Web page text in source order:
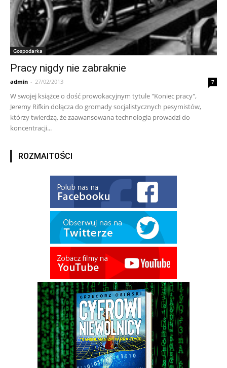
Gospodarka
Pracy nigdy nie zabraknie
admin - 27/02/2013 7
W swojej książce o dość prowokacyjnym tytule "Koniec pracy",
Jeremy Rifkin dołącza do gromady socjalistycznych pesymistów,
którzy twierdzą, że zaawansowana technologia prowadzi do
koncentracji...
ROZMAITOŚCI